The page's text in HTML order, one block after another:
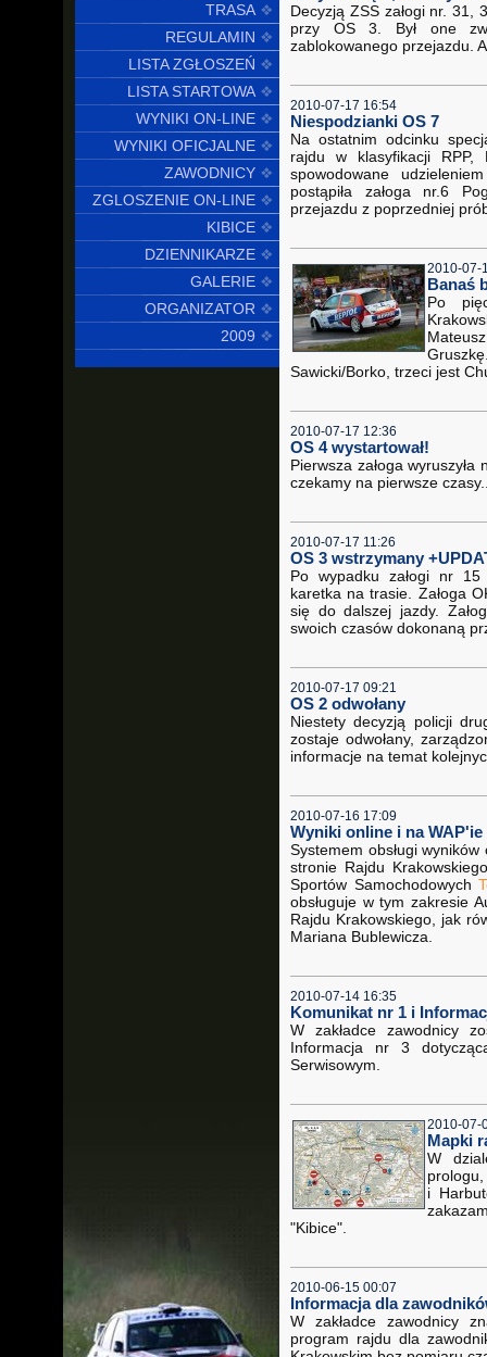
TRASA
REGULAMIN
LISTA ZGŁOSZEŃ
LISTA STARTOWA
WYNIKI ON-LINE
WYNIKI OFICJALNE
ZAWODNICY
ZGLOSZENIE ON-LINE
KIBICE
DZIENNIKARZE
GALERIE
ORGANIZATOR
2009
Decyzją ZSS załogi nr.
przy OS 3. Był one
zablokowanego przejazdu.
2010-07-17 16:54
Niespodzianki OS 7
Na ostatnim odcinku
rajdu w klasyfikacji RPP,
spowodowane
postąpiła załoga nr.6
przejazdu z poprzedniej
2010-07-
Banaś
Po
Sawicki/Borko, trzeci jest
2010-07-17 12:36
OS 4 wystartował!
Pierwsza załoga
czekamy na pierwsze
2010-07-17 11:26
OS 3 wstrzymany
Po wypadku załogi nr 15
karetka na trasie. Załoga
się do dalszej jazdy.
swoich czasów dokonaną
2010-07-17 09:21
OS 2 odwołany
Niestety decyzją policji
zostaje odwołany,
informacje na temat
2010-07-16 17:09
Wyniki online i na
Systemem obsługi
stronie Rajdu
Sportów Samochodowych
obsługuje w tym zakresie
Rajdu Krakowskiego, jak
Mariana Bublewicza.
2010-07-14 16:35
Komunikat nr 1 i
W zakładce zawodnicy
Informacja nr 3
Serwisowym.
2010-07-
Mapki
W
i
"Kibice".
2010-06-15 00:07
Informacja dla
W zakładce zawodnicy
program rajdu dla